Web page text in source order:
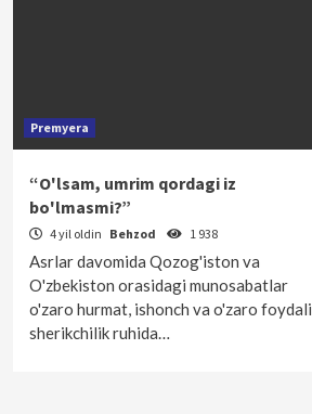
Premyera
“O'lsam, umrim qordagi iz
bo'lmasmi?”
4 yil oldin Behzod 1 938
Asrlar davomida Qozog'iston va
O'zbekiston orasidagi munosabatlar
o'zaro hurmat, ishonch va o'zaro foydali
sherikchilik ruhida…